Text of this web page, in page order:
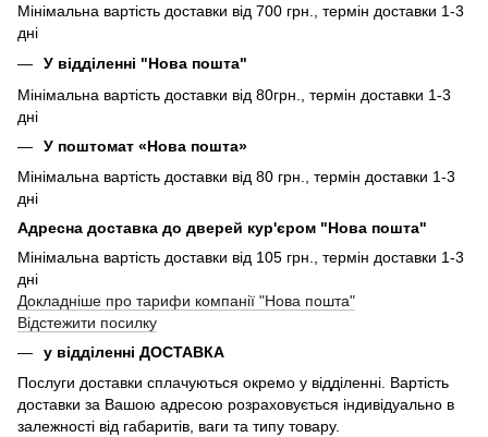
Мінімальна вартість доставки від 700 грн., термін доставки 1-3
дні
У відділенні "Нова пошта"
Мінімальна вартість доставки від 80грн., термін доставки 1-3
дні
У поштомат «Нова пошта»
Мінімальна вартість доставки від 80 грн., термін доставки 1-3
дні
Адресна доставка до дверей кур'єром "Нова пошта"
Мінімальна вартість доставки від 105 грн., термін доставки 1-3
дні
Докладніше про тарифи компанії "Нова пошта"
Відстежити посилку
у відділенні ДОСТАВКА
Послуги доставки сплачуються окремо у відділенні. Вартість
доставки за Вашою адресою розраховується індивідуально в
залежності від габаритів, ваги та типу товару.